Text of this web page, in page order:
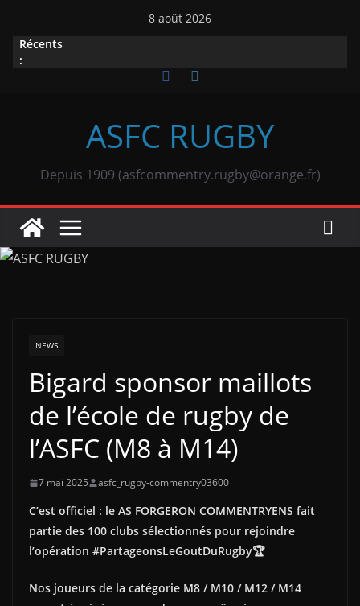
contenu
8 août 2026
Récents
:
ASFC RUGBY
Depuis 1909 (asfcommentry.rugby@orange.fr)
NEWS
Bigard sponsor maillots
de l’école de rugby de
l’ASFC (M8 à M14)
7 mai 2025 asfc_rugby-commentry03600
C’est officiel : le AS FORGERON COMMENTRYENS fait
partie des 100 clubs sélectionnés pour rejoindre
l’opération #PartageonsLeGoutDuRugby🏆
Nos joueurs de la catégorie M8 / M10 / M12 / M14